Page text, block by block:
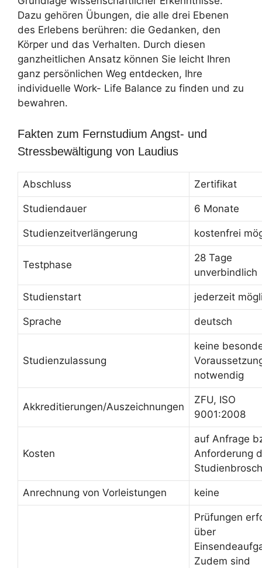
Dazu gehören Übungen, die alle drei Ebenen
des Erlebens berühren: die Gedanken, den
Körper und das Verhalten. Durch diesen
ganzheitlichen Ansatz können Sie leicht Ihren
ganz persönlichen Weg entdecken, Ihre
individuelle Work- Life Balance zu finden und zu
bewahren.
Fakten zum Fernstudium Angst- und
Stressbewältigung von Laudius
Abschluss Zertifikat
Studiendauer 6 Monate
Studienzeitverlängerung kostenfrei
Testphase
28 Tage
unverbindlich
Studienstart jederzeit
Sprache deutsch
Studienzulassung
keine
notwendig
Akkreditierungen/Auszeichnungen
ZFU, ISO
9001:2008
Kosten
auf Anfrage
Anforderung
Anrechnung von Vorleistungen keine
Prüfungen
über
Zudem sind